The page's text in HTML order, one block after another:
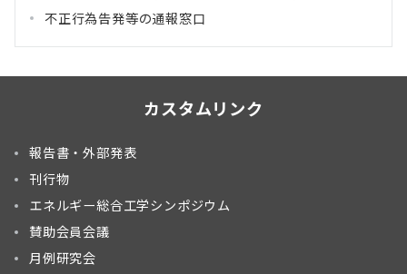
不正行為告発等の通報窓口
カスタムリンク
報告書・外部発表
刊行物
エネルギー総合工学シンポジウム
賛助会員会議
月例研究会